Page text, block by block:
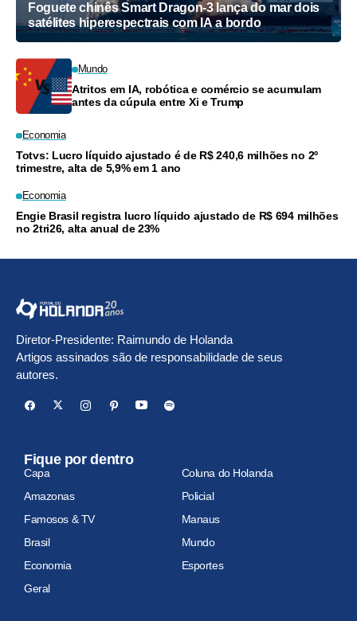
Foguete chinês Smart Dragon-3 lança do mar dois
satélites hiperespectrais com IA a bordo
Mundo
Atritos em IA, robótica e comércio se acumulam
antes da cúpula entre Xi e Trump
Economia
Totvs: Lucro líquido ajustado é de R$ 240,6 milhões no 2º
trimestre, alta de 5,9% em 1 ano
Economia
Engie Brasil registra lucro líquido ajustado de R$ 694 milhões
no 2tri26, alta anual de 23%
Diretor-Presidente: Raimundo de Holanda
Artigos assinados são de responsabilidade de seus
autores.
Fique por dentro
Capa
Coluna do Holanda
Amazonas
Policial
Famosos & TV
Manaus
Brasil
Mundo
Economia
Esportes
Geral